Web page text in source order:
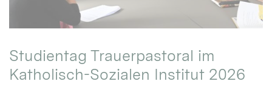
Studientag Trauerpastoral im
Katholisch-Sozialen Institut 2026